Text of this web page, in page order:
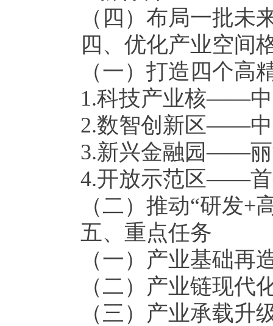
（四）布局一批未
四、优化产业空间
（一）打造四个高
1.科技产业核——中
2.数智创新区——中
3.新兴金融园——丽
4.开放示范区——首
（二）推动“研发+
五、重点任务
（一）产业基础再
（二）产业链现代
（三）产业承载升